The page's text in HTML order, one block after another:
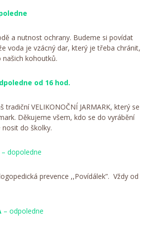
a nutnost ochrany. Budeme si povídat
voda je vzácný dar, který je třeba chránit,
kohoutků.
od 16 hod.
VELIKONOČNÍ JARMARK, který se
Děkujeme všem, kdo se do vyrábění
do školky.
dopoledne
prevence ,,Povídálek”. Vždy od
– odpoledne